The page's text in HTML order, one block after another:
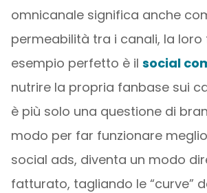
omnicanale significa anche
permeabilità tra i canali, la loro
esempio perfetto è il social
nutrire la propria fanbase sui
è più solo una questione di
modo per far funzionare
social ads, diventa un modo
fatturato, tagliando le “curve”